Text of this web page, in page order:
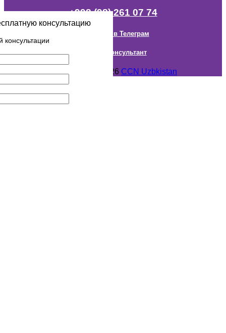
+998 (98) 261 07 74
Наш канал в Телеграм
Онлайн Консультант
Авторское право © 2018- 2026 CCN Uzbkistan
консультацию
консультации